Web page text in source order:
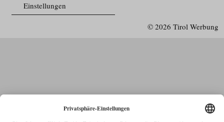
Einstellungen
© 2026 Tirol Werbung